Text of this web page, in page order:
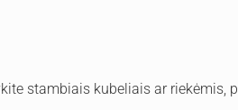
stambiais kubeliais ar riekėmis,